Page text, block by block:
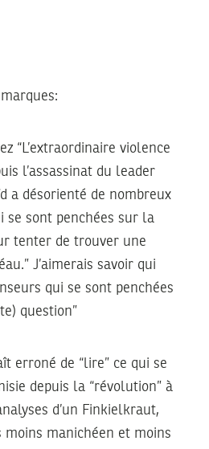
“L’extraordinaire violence
l’assassinat du leader
a désorienté de nombreux
se sont penchées sur la
tenter de trouver une
J’aimerais savoir qui
qui se sont penchées
question”
erroné de “lire” ce qui se
depuis la “révolution” à
d’un Finkielkraut,
moins manichéen et moins